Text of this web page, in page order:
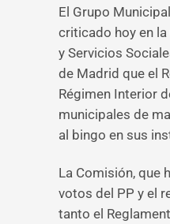
El Grupo
criticado hoy en
y Servicios
de Madrid que el
Régimen Interior
municipales de
al bingo en sus
La Comisión, que
votos del PP y el
tanto el